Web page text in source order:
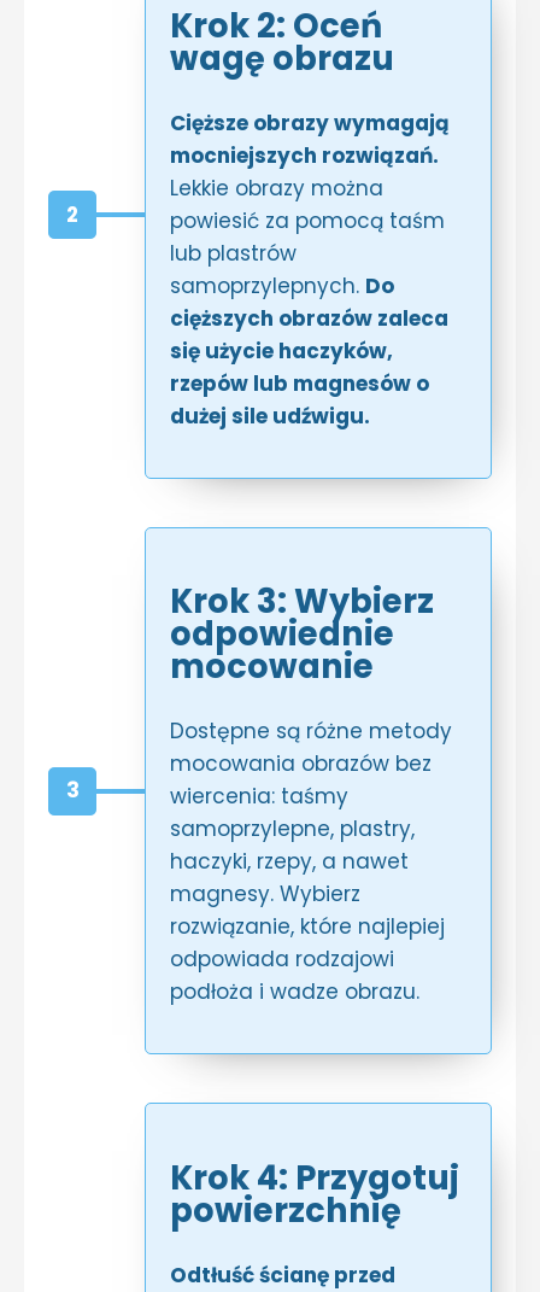
2
Krok 2: Oceń
wagę obrazu
Cięższe obrazy wymagają
mocniejszych rozwiązań.
Lekkie obrazy można
powiesić za pomocą taśm
lub plastrów
samoprzylepnych. Do
cięższych obrazów zaleca
się użycie haczyków,
rzepów lub magnesów o
dużej sile udźwigu.
3
Krok 3: Wybierz
odpowiednie
mocowanie
Dostępne są różne metody
mocowania obrazów bez
wiercenia: taśmy
samoprzylepne, plastry,
haczyki, rzepy, a nawet
magnesy. Wybierz
rozwiązanie, które najlepiej
odpowiada rodzajowi
podłoża i wadze obrazu.
Krok 4: Przygotuj
powierzchnię
Odtłuść ścianę przed